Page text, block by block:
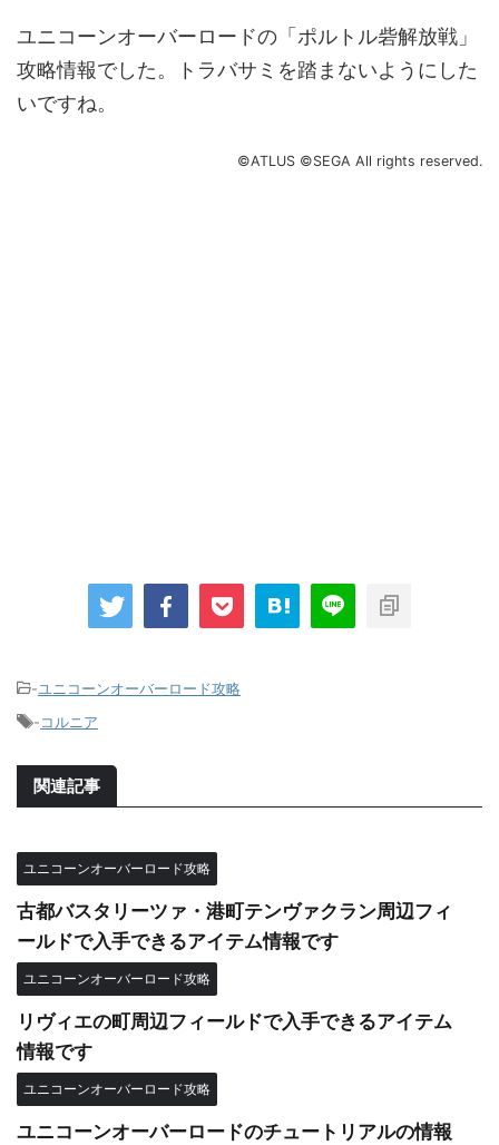
ユニコーンオーバーロードの「ポルトル砦解放戦」
攻略情報でした。トラバサミを踏まないようにした
いですね。
©ATLUS ©SEGA All rights reserved.
-ユニコーンオーバーロード攻略
-コルニア
関連記事
ユニコーンオーバーロード攻略
古都バスタリーツァ・港町テンヴァクラン周辺フィ
ールドで入手できるアイテム情報です
ユニコーンオーバーロード攻略
リヴィエの町周辺フィールドで入手できるアイテム
情報です
ユニコーンオーバーロード攻略
ユニコーンオーバーロードのチュートリアルの情報